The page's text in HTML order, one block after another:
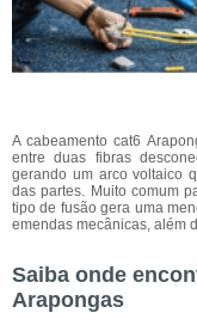
A cabeamento cat6
entre duas fibras
gerando um arco voltaico
das partes. Muito comum
tipo de fusão gera uma
emendas mecânicas, além
Saiba onde
Arapongas